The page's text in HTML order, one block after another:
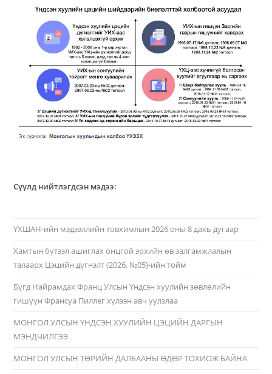
Сүүлд нийтлэгдсэн мэдээ:
ҮХШАН-ийн мэдээллийн товхимлын 2026 оны 8 дахь дугаар
Хамтын бүтээл ашиглах онцгой эрхийн өв залгамжлалын
талаарх Цэцийн дүгнэлт (2026, №05)-ийн тойм
Бүгд Найрамдах Франц Улсын Үндсэн хуулийн зөвлөлийн
гишүүн Франсуа Пиллег хүлээн авч уулзлаа
МОНГОЛ УЛСЫН ҮНДСЭН ХУУЛИЙН ЦЭЦИЙН ДАРГЫН
МЭНДЧИЛГЭЭ
МОНГОЛ УЛСЫН ТӨРИЙН ДАЛБААНЫ ӨДӨР ТОХИОЖ БАЙНА